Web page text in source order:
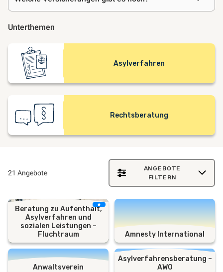
Unterthemen
Asylverfahren
Rechtsberatung
21 Angebote
ANGEBOTE
FILTERN
Beratung zu Aufenthalt,
Asylverfahren und
sozialen Leistungen –
Fluchtraum
Amnesty International
Anwaltsverein
Asylverfahrensberatung –
AWO